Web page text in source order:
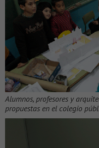
Alumnos, profesores y
propuestas en el colegio